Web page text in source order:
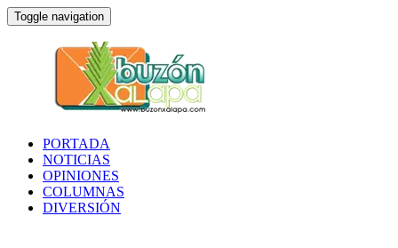
Toggle navigation
PORTADA
NOTICIAS
OPINIONES
COLUMNAS
DIVERSIÓN